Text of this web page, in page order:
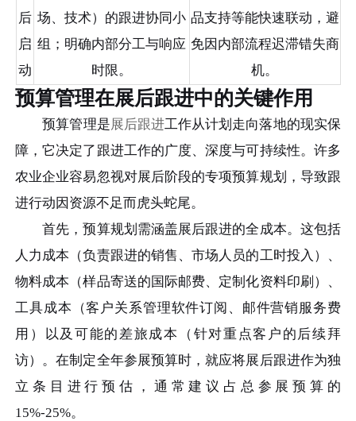
后
启
动
场、技术）的跟进协同小
组；明确内部分工与响应
时限。
品支持等能快速联动，避
免因内部流程迟滞错失商
机。
预算管理在展后跟进中的关键作用
预算管理是展后跟进工作从计划走向落地的现实保
障，它决定了跟进工作的广度、深度与可持续性。许多
农业企业容易忽视对展后阶段的专项预算规划，导致跟
进行动因资源不足而虎头蛇尾。
首先，预算规划需涵盖展后跟进的全成本。这包括
人力成本（负责跟进的销售、市场人员的工时投入）、
物料成本（样品寄送的国际邮费、定制化资料印刷）、
工具成本（客户关系管理软件订阅、邮件营销服务费
用）以及可能的差旅成本（针对重点客户的后续拜
访）。在制定全年参展预算时，就应将展后跟进作为独
立条目进行预估，通常建议占总参展预算的
15%-25%。